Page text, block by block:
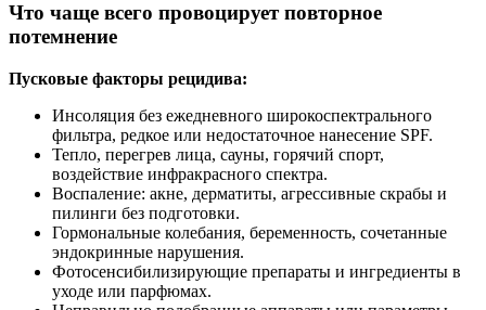
Что чаще всего провоцирует повторное
потемнение
Пусковые факторы рецидива:
Инсоляция без ежедневного широкоспектрального
фильтра, редкое или недостаточное нанесение SPF.
Тепло, перегрев лица, сауны, горячий спорт,
воздействие инфракрасного спектра.
Воспаление: акне, дерматиты, агрессивные скрабы и
пилинги без подготовки.
Гормональные колебания, беременность, сочетанные
эндокринные нарушения.
Фотосенсибилизирующие препараты и ингредиенты в
уходе или парфюмах.